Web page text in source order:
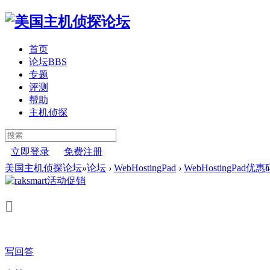
首页
论坛BBS
专题
评测
帮助
主机侦探
立即登录
免费注册
美国主机侦探论坛»论坛 › WebHostingPad › WebHostingPad优惠
写回答